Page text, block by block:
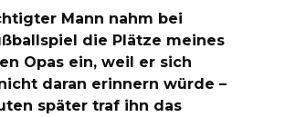
Mann nahm bei
die Plätze meines
Opas ein, weil er sich
daran erinnern würde –
später traf ihn das